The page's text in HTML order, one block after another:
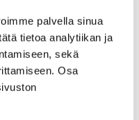
palvella sinua
tietoa analytiikan ja
sekä
Osa
eri
haalareiden värit.
aamusta 30.
kotiin vappua